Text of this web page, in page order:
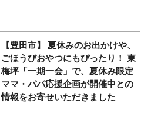
【豊田市】 夏休みのお出かけや、
ごほうびおやつにもぴったり！ 東
梅坪「一期一会」で、夏休み限定
ママ・パパ応援企画が開催中との
情報をお寄せいただきました